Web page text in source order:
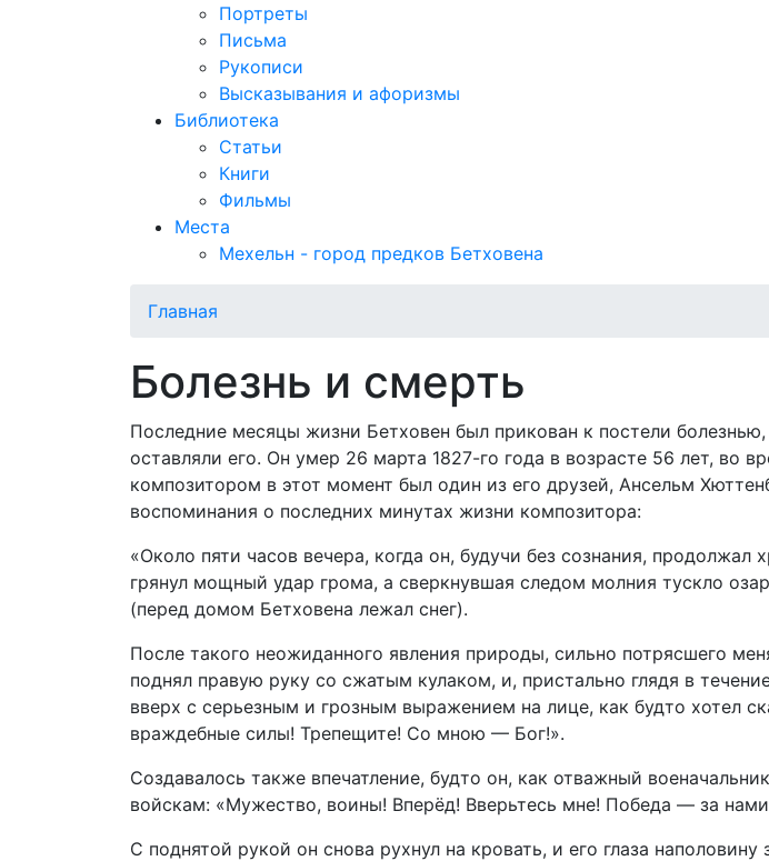
Портреты
Письма
Рукописи
Высказывания и афоризмы
Библиотека
Статьи
Книги
Фильмы
Места
Мехельн - город предков Бетховена
Главная
Болезнь и смерть
Последние месяцы жизни Бетховен был прикован к постели
оставляли его. Он умер 26 марта 1827-го года в возрасте 56 лет, во
композитором в этот момент был один из его друзей, Ансельм
воспоминания о последних минутах жизни композитора:
«Около пяти часов вечера, когда он, будучи без сознания, продолжал
грянул мощный удар грома, а сверкнувшая следом молния тускло
(перед домом Бетховена лежал снег).
После такого неожиданного явления природы, сильно потрясшего
поднял правую руку со сжатым кулаком, и, пристально глядя в
вверх с серьезным и грозным выражением на лице, как будто хотел
враждебные силы! Трепещите! Со мною — Бог!».
Создавалось также впечатление, будто он, как отважный
войскам: «Мужество, воины! Вперёд! Вверьтесь мне! Победа — за
С поднятой рукой он снова рухнул на кровать, и его глаза